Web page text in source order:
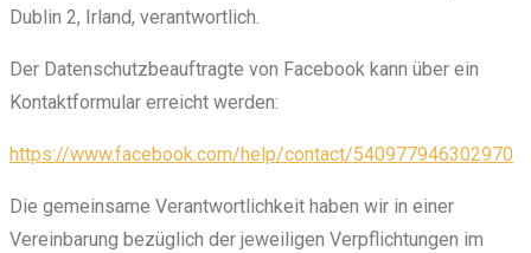
Dublin 2, Irland, verantwortlich.
Der Datenschutzbeauftragte von Facebook kann über ein
Kontaktformular erreicht werden:
https://www.facebook.com/help/contact/540977946302970
Die gemeinsame Verantwortlichkeit haben wir in einer
Vereinbarung bezüglich der jeweiligen Verpflichtungen im